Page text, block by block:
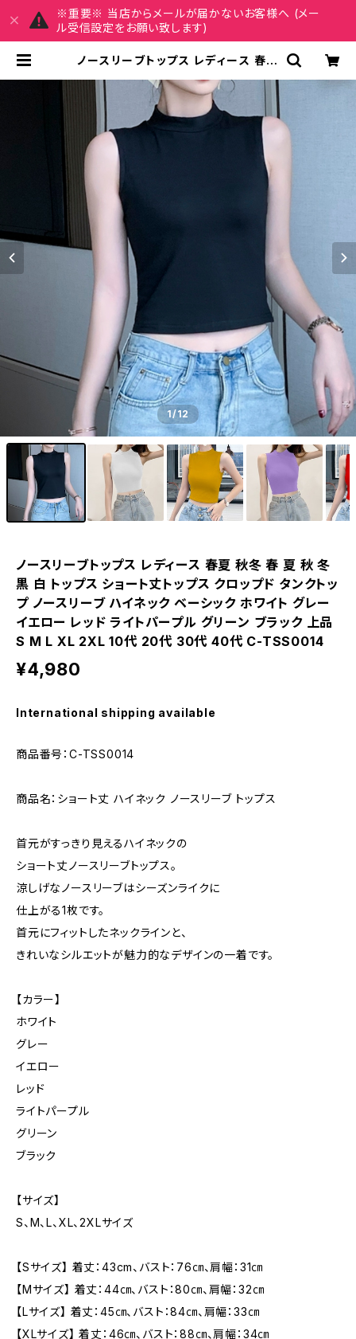
※重要※ 当店からメールが届かないお客様へ (メー
ル受信設定をお願い致します)
ノースリーブトップス レディース 春夏
ート丈トップス クロップド タンクトッ
プ ノースリーブ ハイネック ベーシッ
ク ホワイト グレー イエロー レッド ラ
イトパープル グリーン ブラック 上品
S M L XL 2XL 10代 20代 30代 4
0代 C-TSS0014 | REIRSE レイル
セ 20代,30代,40代 レディースファ
1/12
ノースリーブトップス レディース 春夏 秋冬 春 夏 秋 冬
黒 白 トップス ショート丈トップス クロップド タンクトッ
プ ノースリーブ ハイネック ベーシック ホワイト グレー
イエロー レッド ライトパープル グリーン ブラック 上品
S M L XL 2XL 10代 20代 30代 40代 C-TSS0014
¥4,980
International shipping available
商品番号：C-TSS0014
商品名：ショート丈 ハイネック ノースリーブ トップス
首元がすっきり見えるハイネックの
ショート丈ノースリーブトップス。
涼しげなノースリーブはシーズンライクに
仕上がる1枚です。
首元にフィットしたネックラインと、
きれいなシルエットが魅力的なデザインの一着です。
【カラー】
ホワイト
グレー
イエロー
レッド
ライトパープル
グリーン
ブラック
【サイズ】
S、M、L、XL、2XLサイズ
【Sサイズ】 着丈：43cm、バスト：76㎝、肩幅：31㎝
【Mサイズ】 着丈：44㎝、バスト：80㎝、肩幅：32㎝
【Lサイズ】 着丈：45㎝、バスト：84㎝、肩幅：33㎝
【XLサイズ】 着丈：46㎝、バスト：88㎝、肩幅：34㎝